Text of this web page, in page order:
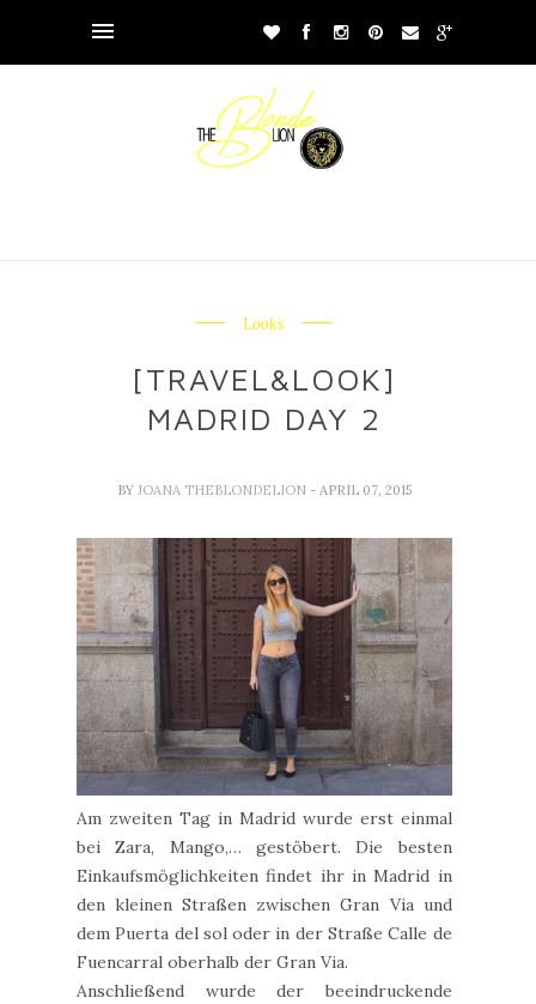
Looks
[TRAVEL&LOOK]
MADRID DAY 2
BY JOANA THEBLONDELION - APRIL 07, 2015
Am zweiten Tag in Madrid wurde erst einmal
bei Zara, Mango,… gestöbert. Die besten
Einkaufsmöglichkeiten findet ihr in Madrid in
den kleinen Straßen zwischen Gran Via und
dem Puerta del sol oder in der Straße Calle de
Fuencarral oberhalb der Gran Via.
Anschließend wurde der beeindruckende